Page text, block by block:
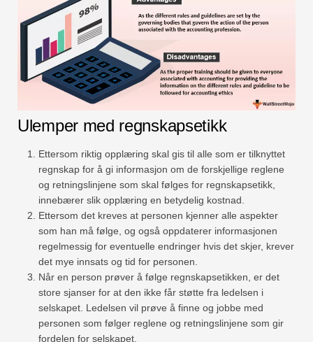
Ulemper med regnskapsetikk
Ettersom riktig opplæring skal gis til alle som er tilknyttet
regnskap for å gi informasjon om de forskjellige reglene
og retningslinjene som skal følges for regnskapsetikk,
innebærer slik opplæring en betydelig kostnad.
Ettersom det kreves at personen kjenner alle aspekter
som han må følge, og også oppdaterer informasjonen
regelmessig for eventuelle endringer hvis det skjer, krever
det mye innsats og tid for personen.
Når en person prøver å følge regnskapsetikken, er det
store sjanser for at den ikke får støtte fra ledelsen i
selskapet. Ledelsen vil prøve å finne og jobbe med
personen som følger reglene og retningslinjene som gir
fordelen for selskapet.